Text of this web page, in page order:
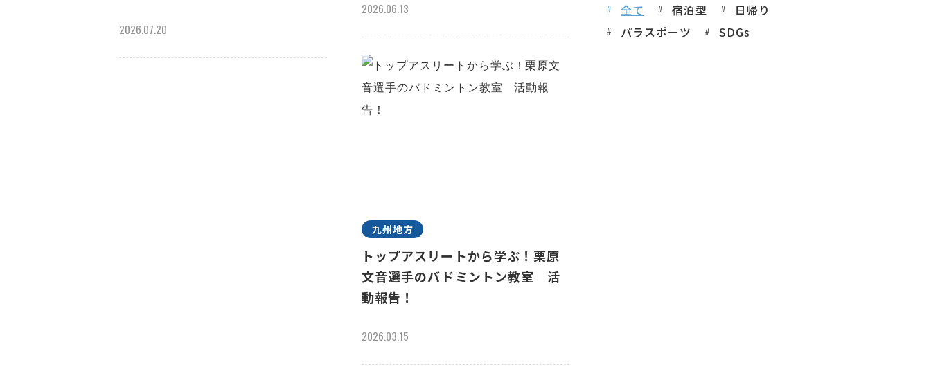
2026.07.20
2026.06.13
九州地方
トップアスリートから学ぶ！栗原
文音選手のバドミントン教室 活
動報告！
2026.03.15
全て 宿泊型
日帰り
パラスポーツ
SDGs